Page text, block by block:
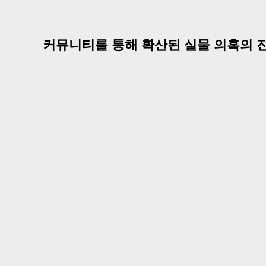
커뮤니티를 통해 확산된 실물 의혹의